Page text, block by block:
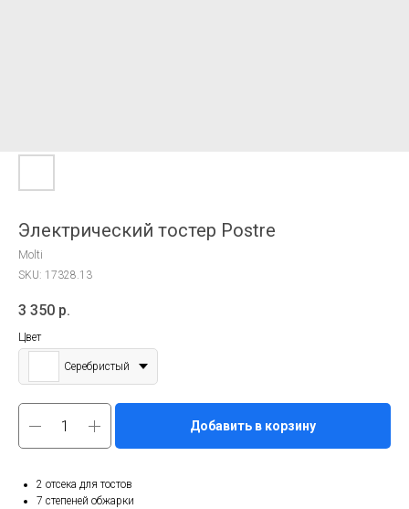
Электрический тостер Postre
Molti
SKU: 17328.13
3 350 р.
Цвет
Серебристый
Добавить в корзину
2 отсека для тостов
7 степеней обжарки